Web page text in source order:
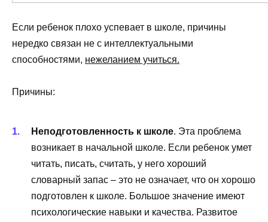
Если ребенок плохо успевает в школе, причины
нередко связан не с интеллектуальными
способностями, нежеланием учиться.
Причины:
Неподготовленность к школе. Эта проблема
возникает в начальной школе. Если ребенок умет
читать, писать, считать, у него хороший
словарный запас – это не означает, что он хорошо
подготовлен к школе. Большое значение имеют
психологические навыки и качества. Развитое